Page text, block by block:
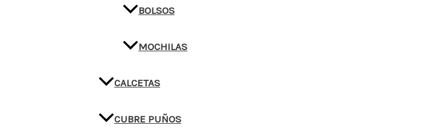
BOLSOS
MOCHILAS
CALCETAS
CUBRE PUÑOS